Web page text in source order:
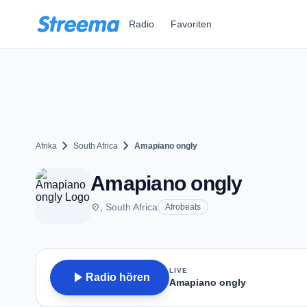
Radio Favoriten
Afrika chevron_right South Africa chevron_right Amapiano ongly
Amapiano ongly
place , South Africa Afrobeats
play_arrow Radio hören
LIVE
Amapiano ongly